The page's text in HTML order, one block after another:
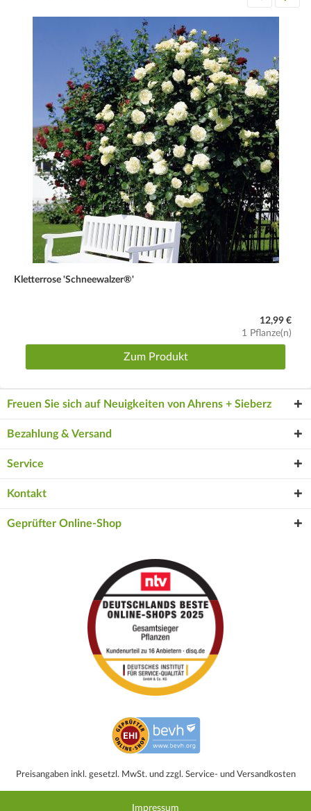
Kletterrose 'Schneewalzer®'
12,99 €
1 Pflanze(n)
Zum Produkt
Freuen Sie sich auf Neuigkeiten von Ahrens + Sieberz
Bezahlung & Versand
Service
Kontakt
Geprüfter Online-Shop
Preisangaben inkl. gesetzl. MwSt. und zzgl. Service- und Versandkosten
Impressum